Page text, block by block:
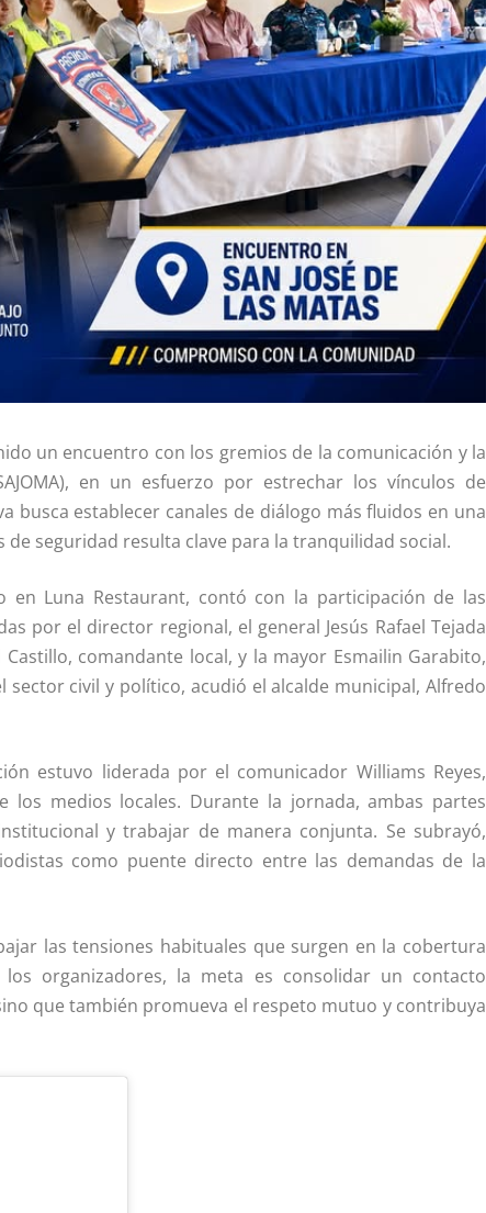
un encuentro con los gremios de la comunicación y la
en un esfuerzo por estrechar los vínculos de
busca establecer canales de diálogo más fluidos en una
seguridad resulta clave para la tranquilidad social.
Luna Restaurant, contó con la participación de las
por el director regional, el general Jesús Rafael Tejada
comandante local, y la mayor Esmailin Garabito,
civil y político, acudió el alcalde municipal, Alfredo
estuvo liderada por el comunicador Williams Reyes,
los medios locales. Durante la jornada, ambas partes
y trabajar de manera conjunta. Se subrayó,
como puente directo entre las demandas de la
las tensiones habituales que surgen en la cobertura
organizadores, la meta es consolidar un contacto
que también promueva el respeto mutuo y contribuya